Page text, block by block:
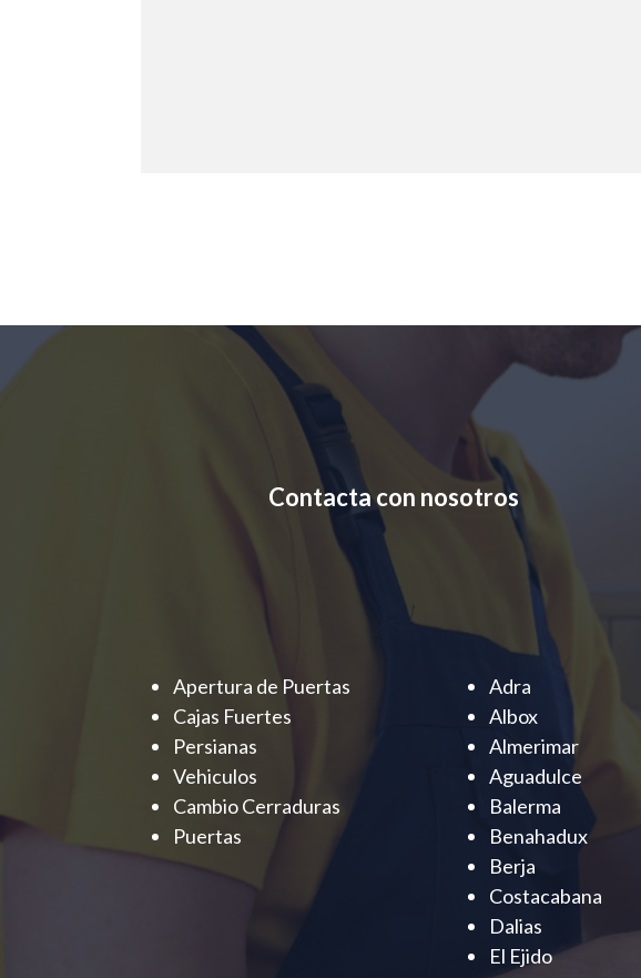
Contacta con nosotros
Apertura de Puertas
Cajas Fuertes
Persianas
Vehiculos
Cambio Cerraduras
Puertas
Adra
Albox
Almerimar
Aguadulce
Balerma
Benahadux
Berja
Costacabana
Dalias
El Ejido